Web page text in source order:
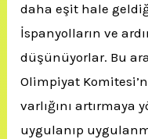
daha eşit hale
İspanyolların ve
düşünüyorlar. Bu
Olimpiyat
varlığını
uygulanıp